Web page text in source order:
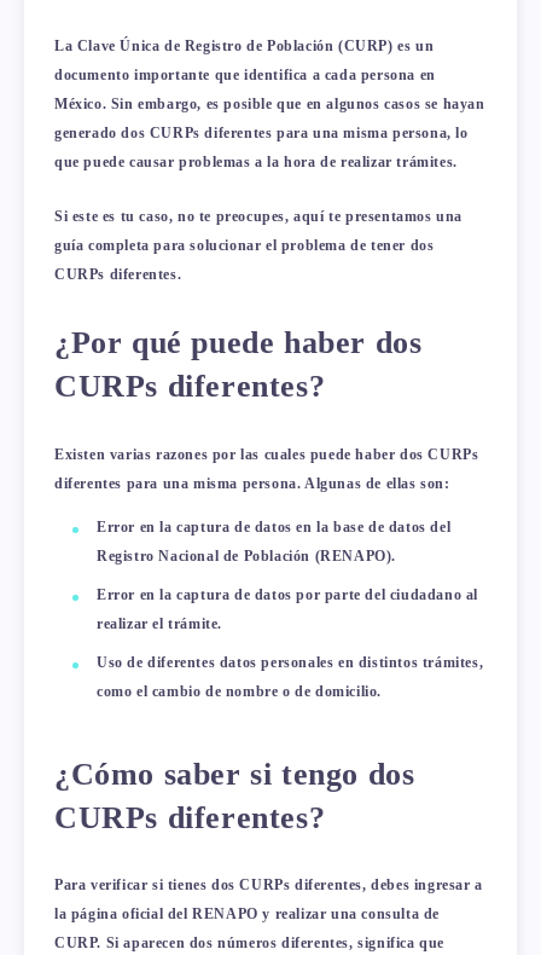
La Clave Única de Registro de Población (CURP) es un
documento importante que identifica a cada persona en
México. Sin embargo, es posible que en algunos casos se hayan
generado dos CURPs diferentes para una misma persona, lo
que puede causar problemas a la hora de realizar trámites.
Si este es tu caso, no te preocupes, aquí te presentamos una
guía completa para solucionar el problema de tener dos
CURPs diferentes.
¿Por qué puede haber dos
CURPs diferentes?
Existen varias razones por las cuales puede haber dos CURPs
diferentes para una misma persona. Algunas de ellas son:
Error en la captura de datos en la base de datos del
Registro Nacional de Población (RENAPO).
Error en la captura de datos por parte del ciudadano al
realizar el trámite.
Uso de diferentes datos personales en distintos trámites,
como el cambio de nombre o de domicilio.
¿Cómo saber si tengo dos
CURPs diferentes?
Para verificar si tienes dos CURPs diferentes, debes ingresar a
la página oficial del RENAPO y realizar una consulta de
CURP. Si aparecen dos números diferentes, significa que